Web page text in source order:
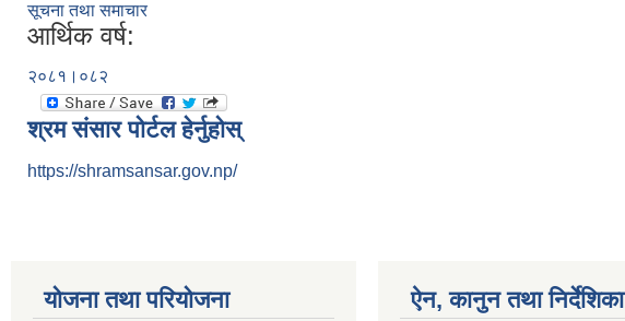
सूचना तथा समाचार
आर्थिक वर्ष:
२०८१।०८२
श्रम संसार पोर्टल हेर्नुहोस्
https://shramsansar.gov.np/
योजना तथा परियोजना ऐन, कानुन तथा निर्देशिका